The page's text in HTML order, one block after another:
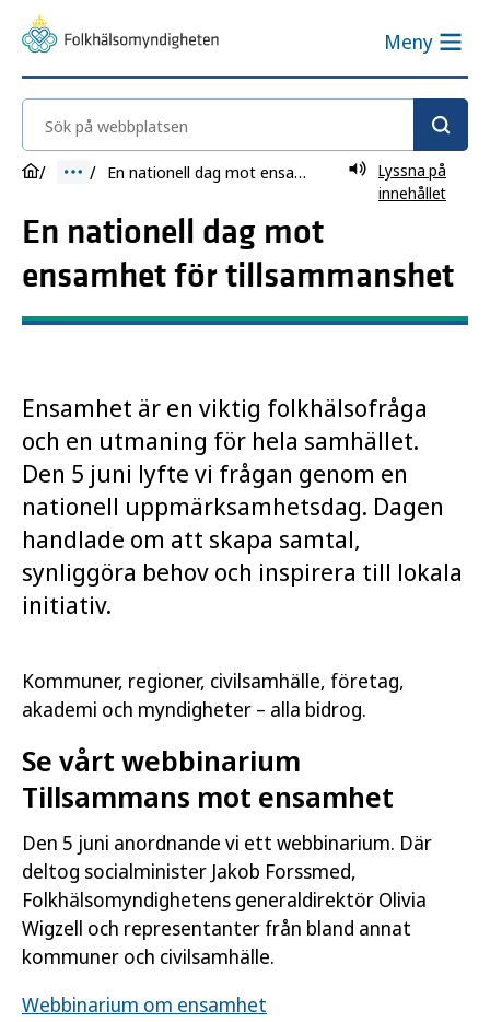
Meny
Sök på webbplatsen
En nationell dag mot ensamhet för tillsammanshet
Lyssna på
innehållet
En nationell dag mot
ensamhet för tillsammanshet
Ensamhet är en viktig folkhälsofråga
och en utmaning för hela samhället.
Den 5 juni lyfte vi frågan genom en
nationell uppmärksamhetsdag. Dagen
handlade om att skapa samtal,
synliggöra behov och inspirera till lokala
initiativ.
Kommuner, regioner, civilsamhälle, företag,
akademi och myndigheter – alla bidrog.
Se vårt webbinarium
Tillsammans mot ensamhet
Den 5 juni anordnande vi ett webbinarium. Där
deltog socialminister Jakob Forssmed,
Folkhälsomyndighetens generaldirektör Olivia
Wigzell och representanter från bland annat
kommuner och civilsamhälle.
Webbinarium om ensamhet